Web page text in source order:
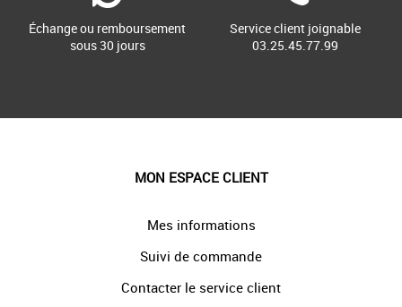
Échange ou remboursement
sous 30 jours
Service client joignable
03.25.45.77.99
MON ESPACE CLIENT
Mes informations
Suivi de commande
Contacter le service client